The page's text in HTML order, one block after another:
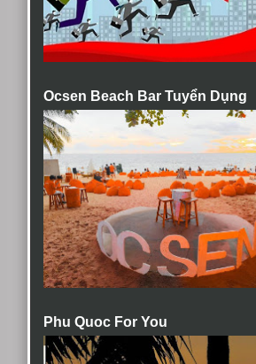
Ocsen Beach Bar Tuyển Dụng
Phu Quoc For You